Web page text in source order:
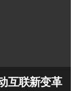
互联新变革